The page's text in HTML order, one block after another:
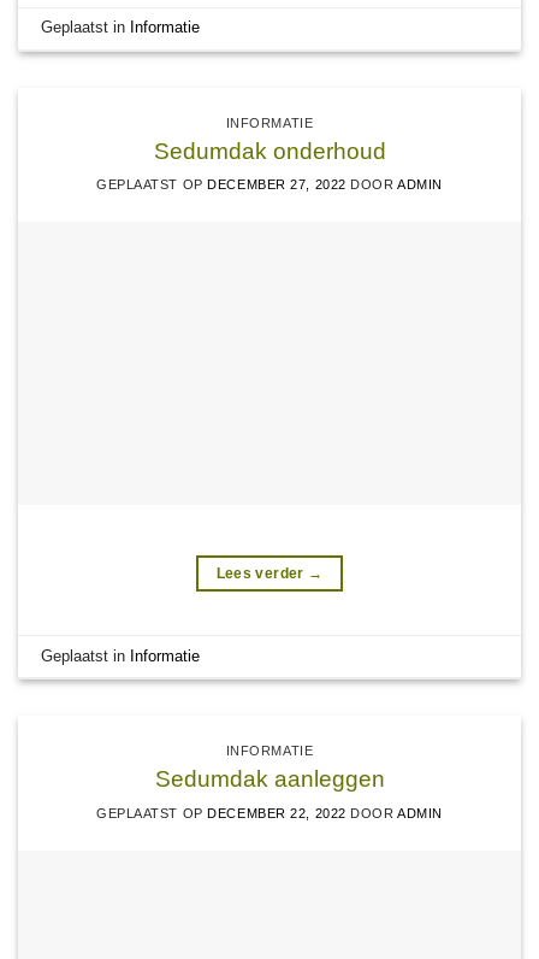
Geplaatst in Informatie
INFORMATIE
Sedumdak onderhoud
GEPLAATST OPDECEMBER 27, 2022 DOORADMIN
Lees verder →
Geplaatst in Informatie
INFORMATIE
Sedumdak aanleggen
GEPLAATST OPDECEMBER 22, 2022 DOORADMIN